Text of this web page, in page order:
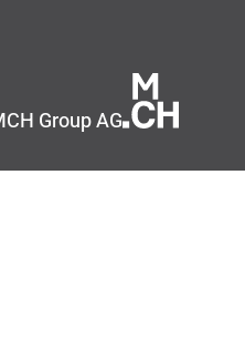
Group AG